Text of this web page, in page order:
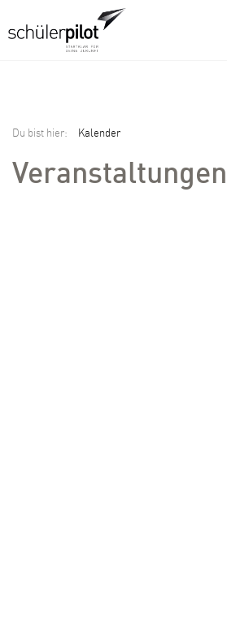
Du bist hier: Kalender
Veranstaltungen